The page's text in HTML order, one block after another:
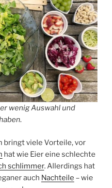
wenig Auswahl und
bringt viele Vorteile, vor
hat wie Eier eine schlechte
schlimmer. Allerdings hat
auch Nachteile – wie